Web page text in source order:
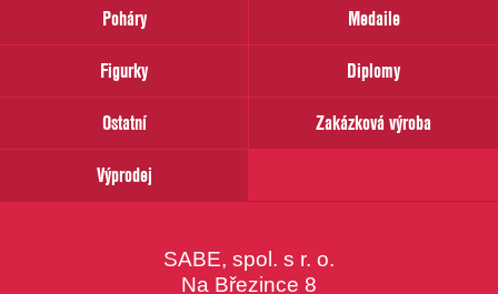
email
Poháry
Medaile
Figurky
Diplomy
Ostatní
Zakázková výroba
Výprodej
SABE, spol. s r. o.
Na Březince 8